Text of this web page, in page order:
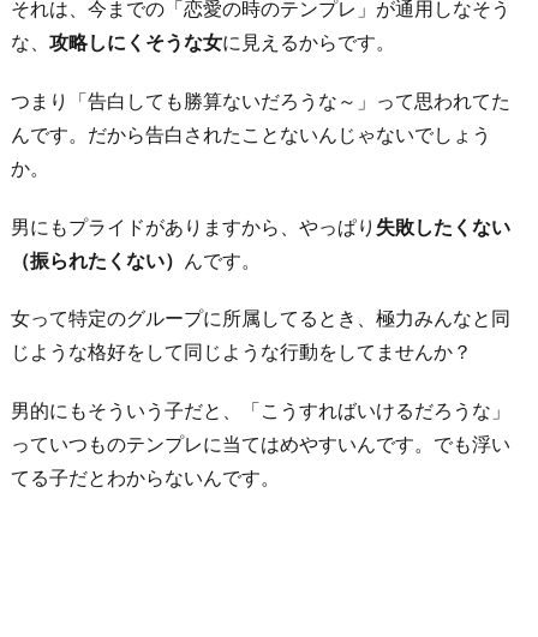
ン
ナ」
行
き
た
わ
り
それは、今までの「恋愛の時のテンプレ」が通用しなそう
な、 攻略しにくそうな女に見えるからです。
つまり「告白しても勝算ないだろうな～」って思われてた
んです。だから告白されたことないんじゃないでしょう
か。
男にもプライドがありますから、やっぱり 失敗したくない
（振られたくない） んです。
女って特定のグループに所属してるとき、極力みんなと同
じような格好をして同じような行動をしてませんか？
男的にもそういう子だと、「こうすればいけるだろうな」
っていつものテンプレに当てはめやすいんです。でも浮い
てる子だとわからないんです。